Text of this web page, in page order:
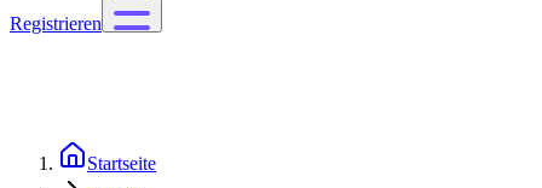
Registrieren
Startseite